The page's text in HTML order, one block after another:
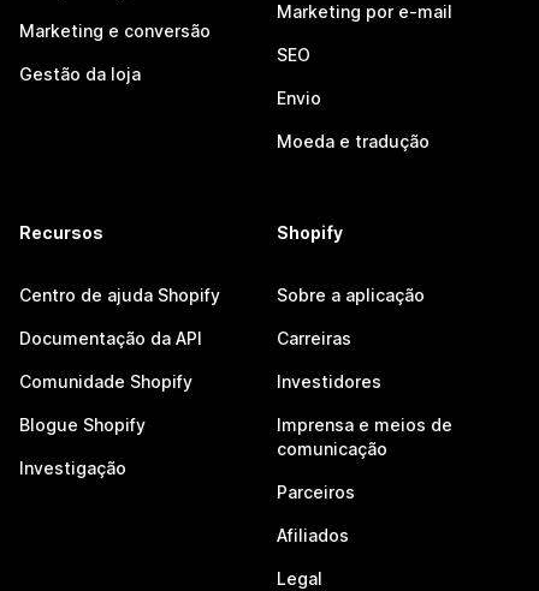
Marketing e conversão
Gestão da loja
Marketing por e-mail
SEO
Envio
Moeda e tradução
Recursos
Centro de ajuda Shopify
Documentação da API
Comunidade Shopify
Blogue Shopify
Investigação
Shopify
Sobre a aplicação
Carreiras
Investidores
Imprensa e meios de
comunicação
Parceiros
Afiliados
Legal